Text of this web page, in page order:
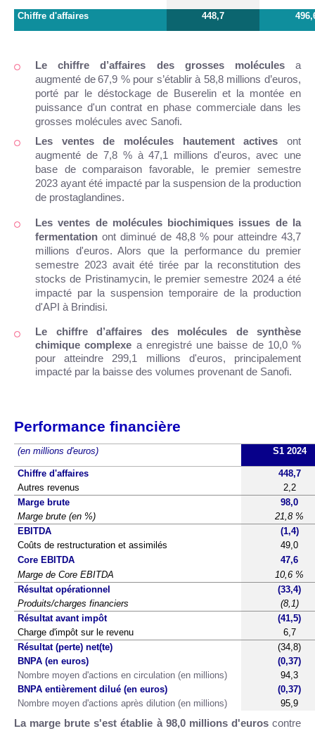
Chiffre d'affaires 448,7
Le chiffre d’affaires des grosses molécules a
augmenté de 67,9 % pour s’établir à 58,8 millions d’euros,
porté par le déstockage de
Buserelin et la montée en
puissance d'un contrat en phase commerciale dans les
grosses molécules avec Sanofi.
Les ventes de molécules hautement actives ont
augmenté de 7,8 % à 47,1 millions d'euros, avec une
base de comparaison favorable, le premier semestre
2023 ayant été impacté par la suspension de la production
de prostaglandines.
Les ventes de molécules biochimiques issues de la
fermentation ont diminué de 48,8 % pour atteindre 43,7
millions d'euros. Alors que la performance du premier
semestre 2023 avait été tirée par la reconstitution des
stocks de Pristinamycin, le premier semestre 2024 a été
impacté par la suspension temporaire de la production
d'API à Brindisi.
Le chiffre d’affaires des molécules de synthèse
chimique complexe a enregistré une baisse de 10,0 %
pour atteindre 299,1 millions d'euros, principalement
impacté par la baisse des volumes provenant de Sanofi.
Performance financière
(en millions d'euros) S1 2024
Chiffre d'affaires
448,7
Autres revenus
2,2
Marge brute
98,0
Marge brute (en %)
21,8 %
EBITDA
(1,4)
Coûts de restructuration et assimilés
49,0
Core EBITDA
47,6
Marge de Core EBITDA
10,6 %
Résultat opérationnel
(33,4)
Produits/charges financiers
(8,1)
Résultat avant impôt
(41,5)
Charge d'impôt sur le revenu
6,7
Résultat (perte) net(te)
(34,8)
BNPA (en euros)
(0,37)
Nombre moyen d'actions en circulation (en millions)
94,3
BNPA entièrement dilué (en euros)
(0,37)
Nombre moyen d'actions après dilution (en millions)
95,9
La marge brute s'est établie à 98,0 millions d'euros contre